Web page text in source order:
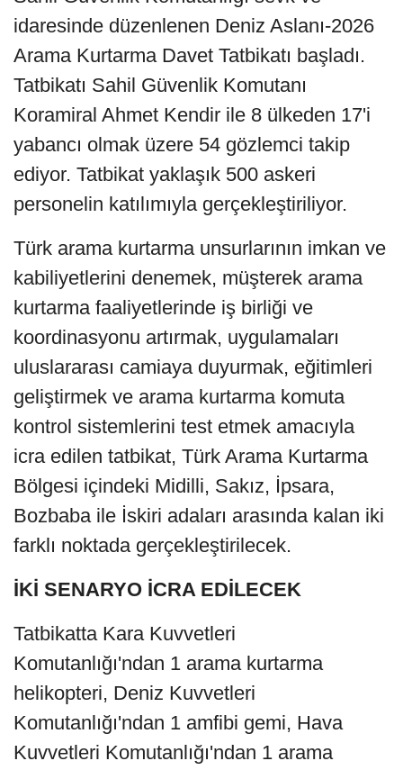
idaresinde düzenlenen Deniz Aslanı-2026
Arama Kurtarma Davet Tatbikatı başladı.
Tatbikatı Sahil Güvenlik Komutanı
Koramiral Ahmet Kendir ile 8 ülkeden 17'i
yabancı olmak üzere 54 gözlemci takip
ediyor. Tatbikat yaklaşık 500 askeri
personelin katılımıyla gerçekleştiriliyor.
Türk arama kurtarma unsurlarının imkan ve
kabiliyetlerini denemek, müşterek arama
kurtarma faaliyetlerinde iş birliği ve
koordinasyonu artırmak, uygulamaları
uluslararası camiaya duyurmak, eğitimleri
geliştirmek ve arama kurtarma komuta
kontrol sistemlerini test etmek amacıyla
icra edilen tatbikat, Türk Arama Kurtarma
Bölgesi içindeki Midilli, Sakız, İpsara,
Bozbaba ile İskiri adaları arasında kalan iki
farklı noktada gerçekleştirilecek.
İKİ SENARYO İCRA EDİLECEK
Tatbikatta Kara Kuvvetleri
Komutanlığı'ndan 1 arama kurtarma
helikopteri, Deniz Kuvvetleri
Komutanlığı'ndan 1 amfibi gemi, Hava
Kuvvetleri Komutanlığı'ndan 1 arama